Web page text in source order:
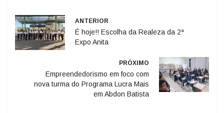
ANTERIOR
É hoje!! Escolha da Realeza da 2ª
Expo Anita
PRÓXIMO
Empreendedorismo em foco com
nova turma do Programa Lucra Mais
em Abdon Batista